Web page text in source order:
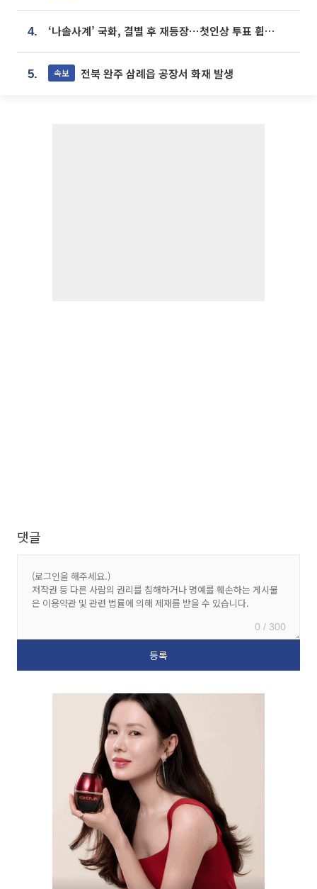
4. ‘나솔사계’ 국화, 결별 후 재등장⋯첫인상 투표 휩쓸고 ‘인기녀’ 등극
5. 속보 전북 완주 삼례읍 공장서 화재 발생
댓글
0 / 300